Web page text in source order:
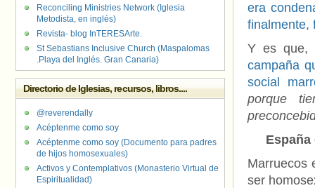
era
finalmente,
Y es que,
campaña
social
porque
Marruecos
ser
Reconciling Ministries Network (Iglesia
Metodista, en inglés)
Revista- blog InTERESArte.
St Sebastians Inclusive Church (Maspalomas
.Playa del Inglés. Gran Canaria)
Directorio de Iglesias, recursos, libros....
@reverendally
Acéptenme como soy
Acéptenme como soy (Documento para padres
de hijos homosexuales)
Activos y Contemplativos (Monasterio Virtual de
Espiritualidad)